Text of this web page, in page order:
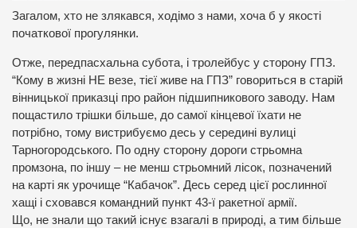
Загалом, хто не злякався, ходімо з нами, хоча б у якості
початкової прогулянки.
Отже, передпасхальна субота, і тролейбус у сторону ГПЗ.
“Кому в жизні НЕ везе, тієї живе на ГПЗ” говориться в старій
вінницької приказці про район підшипникового заводу. Нам
пощастило трішки більше, до самої кінцевої їхати не
потрібно, тому вистрибуємо десь у середині вулиці
Тарногородського. По одну сторону дороги стрьомна
промзона, по іншу – не менш стрьомний лісок, позначений
на карті як урочище “Кабачок”. Десь серед цієї рослинної
хащі і сховався командний пункт 43-ї ракетної армії.
Що, не знали що такий існує взагалі в природі, а тим більше